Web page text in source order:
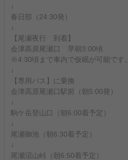
↓
春日部（24:30発）
↓
【尾瀬夜行 到着】
会津高原尾瀬口 早朝3:00頃
※4:30頃まで車内で仮眠が可能です。
↓
【専用バス】に乗換
会津高原尾瀬口駅前（朝5:00発）
↓
駒ケ岳登山口（朝6:00着予定）
↓
尾瀬御池（朝6:30着予定）
↓
尾瀬沼山峠（朝6:50着予定）